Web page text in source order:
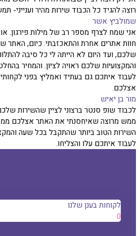
רוצה להגיד כל הכבוד שירות מהיר וענייני-
שמולביץ אשר
אני שמח לצרף מספר רב של מילות פירגון.
חוות אתרים אחרת והתאכזבתי. כיום, האתר
שלכם, ועד היום לא הייתה לי כל סיבה
והמקצועיות שלכם ראויה לציון. והמחיר
לעבוד איתכם גם בעתיד ואמליץ בפני
אצלכם.
מור בן יאיש
לכבוד שופ סנטר ברצוני לציין שהשירות
ממש מרוצה שאיחסנתי את האתר אצלכם
השירות הטוב ביותר שהתקבל בכל שעה
לעבוד איתכם עלו והצליחו.
לקוחות בענן שלנו
0